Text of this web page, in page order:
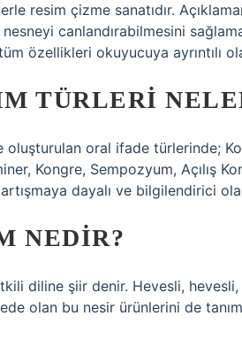
resim çizme sanatıdır.
canlandırabilmesini
özellikleri okuyucuya ayrıntılı
TÜRLERI
oral ifade türlerinde;
Kongre, Sempozyum, Açılış
dayalı ve bilgilendirici
NEDIR?
diline şiir denir. Hevesli,
olan bu nesir ürünlerini de